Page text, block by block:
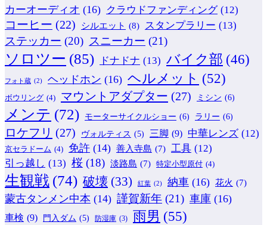
カーオーディオ (16) クラウドファンディング (12)
コーヒー (22) シルエット (8) スタンプラリー (13)
ステッカー (20) スニーカー (21)
ソロツー (85) ドナドナ (13) バイク部 (46)
フォト蔵 (2) ヘッドホン (16) ヘルメット (52)
ボウリング (4) マウントアダプター (27) ミシン (6)
メンテ (72) モーターサイクルショー (6) ラリー (6)
ロケフリ (27) ヴォルティス (5) 三脚 (9) 中華レンズ (12)
京セラドーム (4) 免許 (14) 善入寺島 (7) 工具 (12)
引っ越し (13) 桜 (18) 淡路島 (7) 特定小型原付 (4)
生観戦 (74) 破壊 (33) 紅葉 (2) 納車 (16) 花火 (7)
蒙古タンメン中本 (14) 謹賀新年 (21) 車庫 (16)
車検 (9) 門入ダム (5) 防湿庫 (3) 雨男 (55)